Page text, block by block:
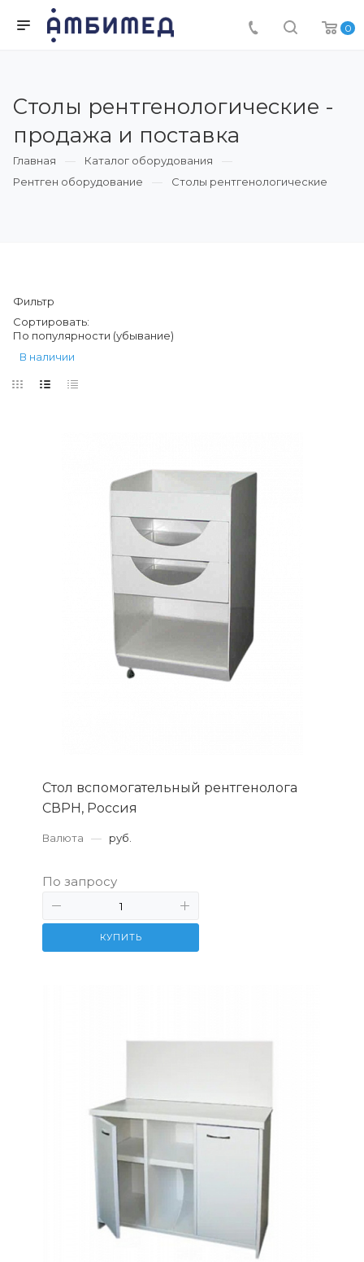
0
Столы рентгенологические -
продажа и поставка
Главная
Каталог оборудования
Рентген оборудование
Столы рентгенологические
Фильтр
Сортировать:
По популярности (убывание)
В наличии
Стол вспомогательный рентгенолога
СВРН, Россия
Валюта — руб.
По запросу
КУПИТЬ